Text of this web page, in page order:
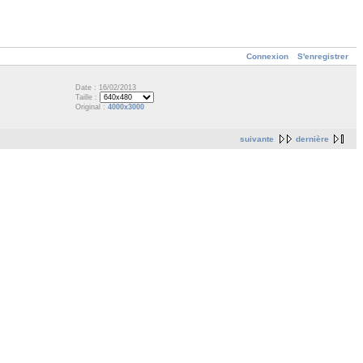
Connexion S'enregistrer
Date : 16/02/2013
Taille :
Original : 4000x3000
suivante dernière